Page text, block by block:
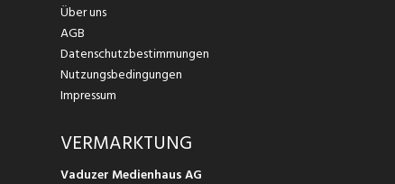
Über uns
AGB
Datenschutzbestimmungen
Nutzungsbedingungen
Impressum
VERMARKTUNG
Vaduzer Medienhaus AG